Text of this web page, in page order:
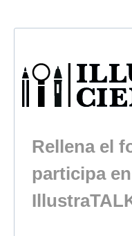
Rellena el
participa